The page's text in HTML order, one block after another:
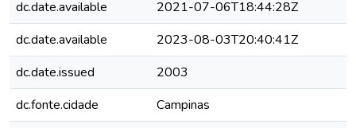
dc.date.available
2021-07-06T18:44:28Z
dc.date.available
2023-08-03T20:40:41Z
dc.date.issued
2003
dc.fonte.cidade
Campinas